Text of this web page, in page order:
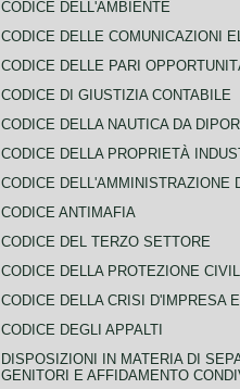
CODICE DELL'AMBIENTE
CODICE DELLE COMUNICAZIONI
CODICE DELLE PARI
CODICE DI GIUSTIZIA CONTABILE
CODICE DELLA NAUTICA DA
CODICE DELLA PROPRIETÀ
CODICE DELL'AMMINISTRAZIONE
CODICE ANTIMAFIA
CODICE DEL TERZO SETTORE
CODICE DELLA PROTEZIONE
CODICE DELLA CRISI D'IMPRESA
CODICE DEGLI APPALTI
DISPOSIZIONI IN MATERIA DI
GENITORI E AFFIDAMENTO